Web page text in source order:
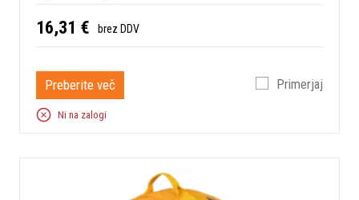
16,31 € brez DDV
Preberite več Primerjaj
Ni na zalogi